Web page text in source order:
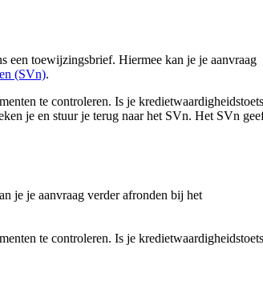
een toewijzingsbrief. Hiermee kan je je aanvraag
(SVn).
te controleren. Is je kredietwaardigheidstoets
je en stuur je terug naar het SVn. Het SVn
je je aanvraag verder afronden bij het
te controleren. Is je kredietwaardigheidstoets